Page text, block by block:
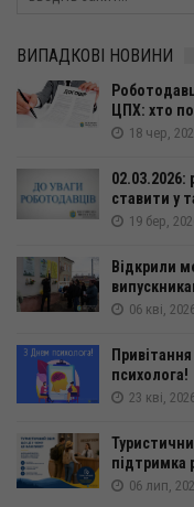
ВИПАДКОВІ НОВИНИ
ЦПХ: хто
18 чер,
ставити у
19 бер,
Відкрили
06 кві,
психолога!
23 кві,
підтримка
06 лип,